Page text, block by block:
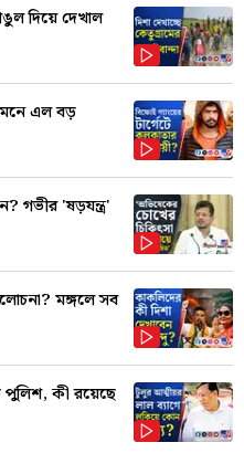
দিয়ে দেখাল
এল বড়
গভীর 'ষড়যন্ত্র'
মঙ্গলে সব
পুলিশ, কী রয়েছে